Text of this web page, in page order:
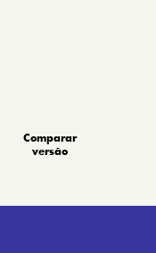
Comparar
versão